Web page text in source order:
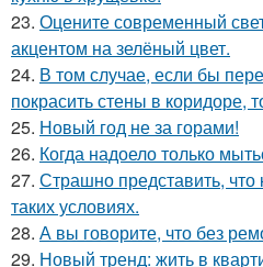
23. Оцените современный
акцентом на зелёный цвет.
24. В том случае, если бы
покрасить стены в коридоре,
25. Новый год не за горами!
26. Когда надоело только
27. Страшно представить, что
таких условиях.
28. А вы говорите, что без
29. Новый тренд: жить в